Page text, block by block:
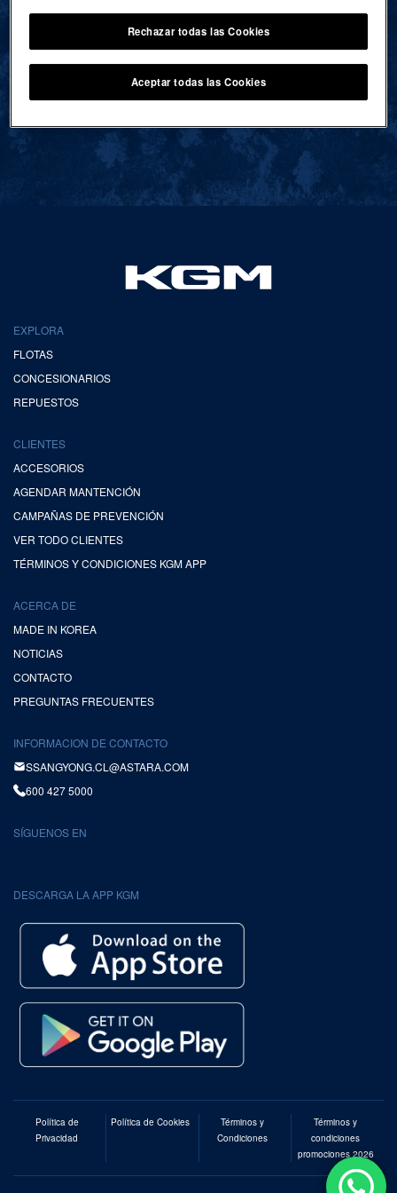
VOLVER AL INICIO
EXPLORA
FLOTAS
CONCESIONARIOS
REPUESTOS
CLIENTES
ACCESORIOS
AGENDAR MANTENCIÓN
CAMPAÑAS DE PREVENCIÓN
VER TODO CLIENTES
TÉRMINOS Y CONDICIONES KGM APP
ACERCA DE
MADE IN KOREA
NOTICIAS
CONTACTO
PREGUNTAS FRECUENTES
INFORMACION DE CONTACTO
SSANGYONG.CL@ASTARA.COM
600 427 5000
SÍGUENOS EN
DESCARGA LA APP KGM
Política de
Privacidad
Política de Cookies
Términos y
Condiciones
Términos y
condiciones
promociones 2026
Rechazar todas las Cookies
Aceptar todas las Cookies